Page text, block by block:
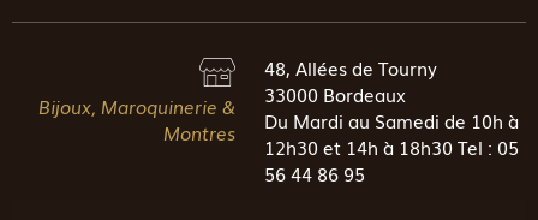
Bijoux, Maroquinerie &
Montres
48, Allées de Tourny
33000 Bordeaux
Du Mardi au Samedi de 10h à
12h30 et 14h à 18h30 Tel : 05
56 44 86 95